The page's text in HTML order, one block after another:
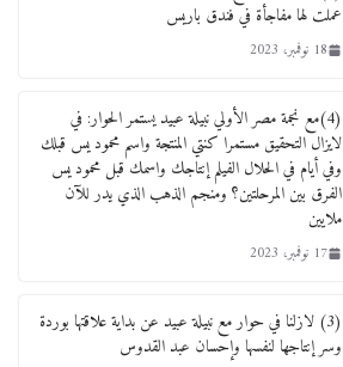
عملت لها مفاجأة في فندق باريس
18 نوفمبر، 2023
(4)مع نجمة مصر الأولي نبيلة عبيد يستمر الحوار: في
لايزال التحقيق مستمرا كنتي المنتجة واسم محمود يس قبلك
وفي أيام في الحلال الفيلم إنتاجك واسمك قبل محمود يس
الفرق بين المرحلتين؟ ومنجم الذهب الذي يدر للآن
ملايين
17 نوفمبر، 2023
(3) لازلنا في حوار مع نبيلة عبيد عن بداية علاقتها بوردة
وسر إنتاجها لنفسها وإحسان عبد القدوس